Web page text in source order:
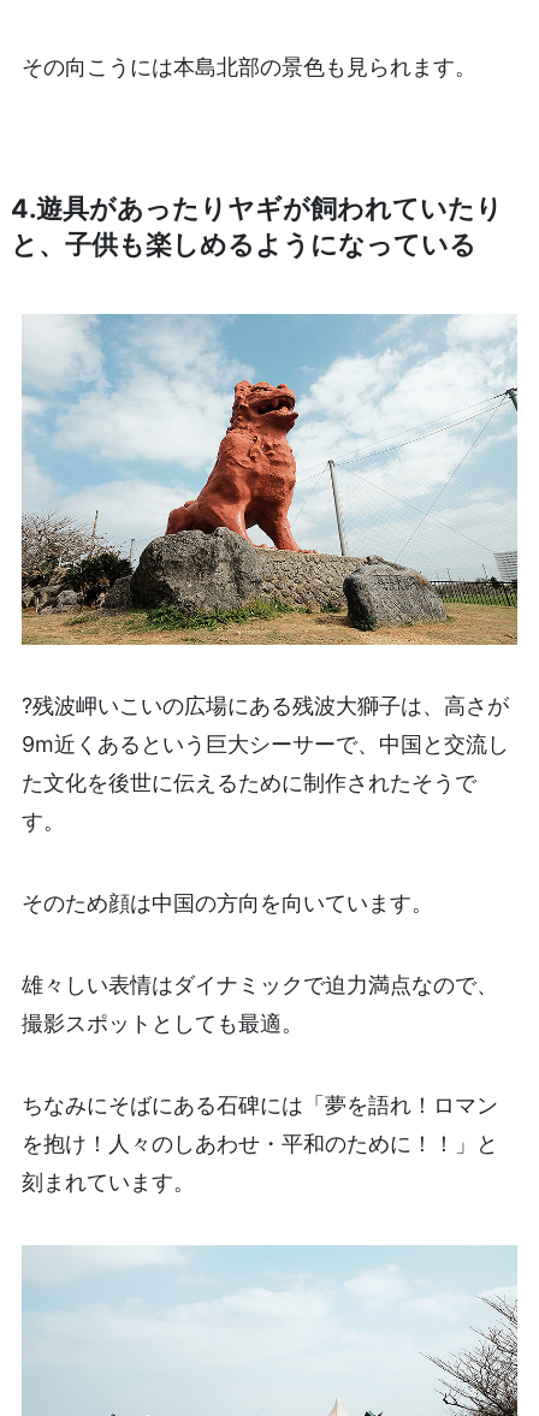
その向こうには本島北部の景色も見られます。
4.遊具があったりヤギが飼われていたり
と、子供も楽しめるようになっている
?残波岬いこいの広場にある残波大獅子は、高さが
9m近くあるという巨大シーサーで、中国と交流し
た文化を後世に伝えるために制作されたそうで
す。
そのため顔は中国の方向を向いています。
雄々しい表情はダイナミックで迫力満点なので、
撮影スポットとしても最適。
ちなみにそばにある石碑には「夢を語れ！ロマン
を抱け！人々のしあわせ・平和のために！！」と
刻まれています。